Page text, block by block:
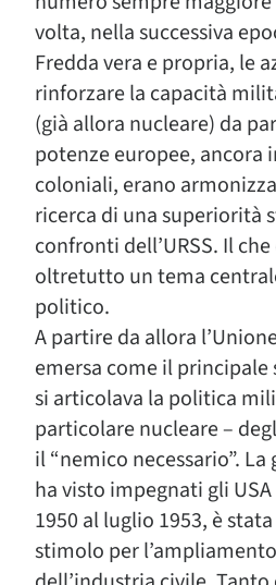
volta, nella successiva
Fredda vera e propria, le
rinforzare la capacità
(già allora nucleare) da
potenze europee, ancora
coloniali, erano
ricerca di una superiorità
confronti dell’URSS. Il
oltretutto un tema
politico.
A partire da allora
emersa come il
si articolava la politica
particolare nucleare –
il “nemico necessario”.
ha visto impegnati gli
1950 al luglio 1953, è
stimolo per